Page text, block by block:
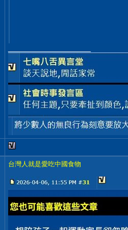
台灣人就是愛吃中國食物